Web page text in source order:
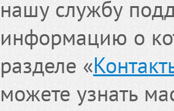
нашу службу
информацию о
разделе «
можете узнать